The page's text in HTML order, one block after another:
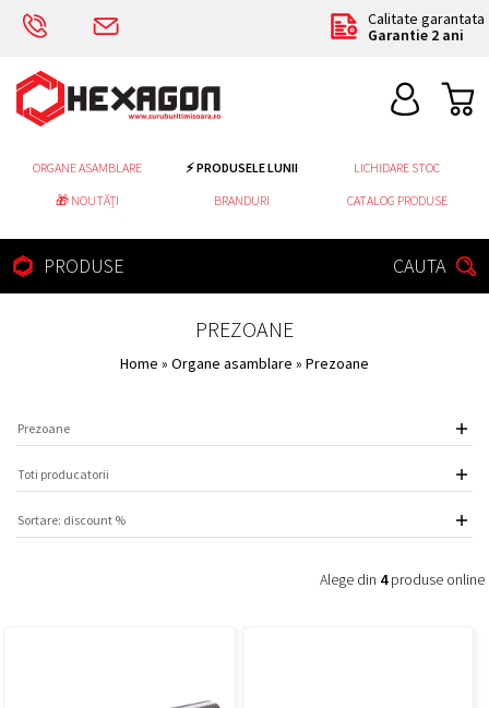
Calitate garantata
Garantie 2 ani
ORGANE ASAMBLARE ⚡ PRODUSELE LUNII
LICHIDARE STOC
🎁 NOUTĂȚI
BRANDURI CATALOG PRODUSE
PRODUSE CAUTA
PREZOANE
Home » Organe asamblare » Prezoane
Alege din 4produse online